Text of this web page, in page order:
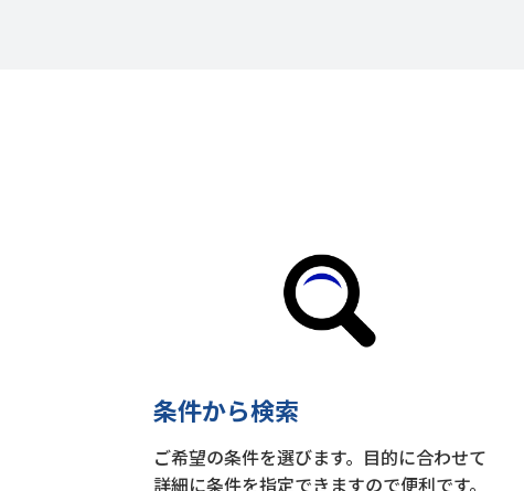
条件から検索
ご希望の条件を選びます。目的に合わせて
詳細に条件を指定できますので便利です。